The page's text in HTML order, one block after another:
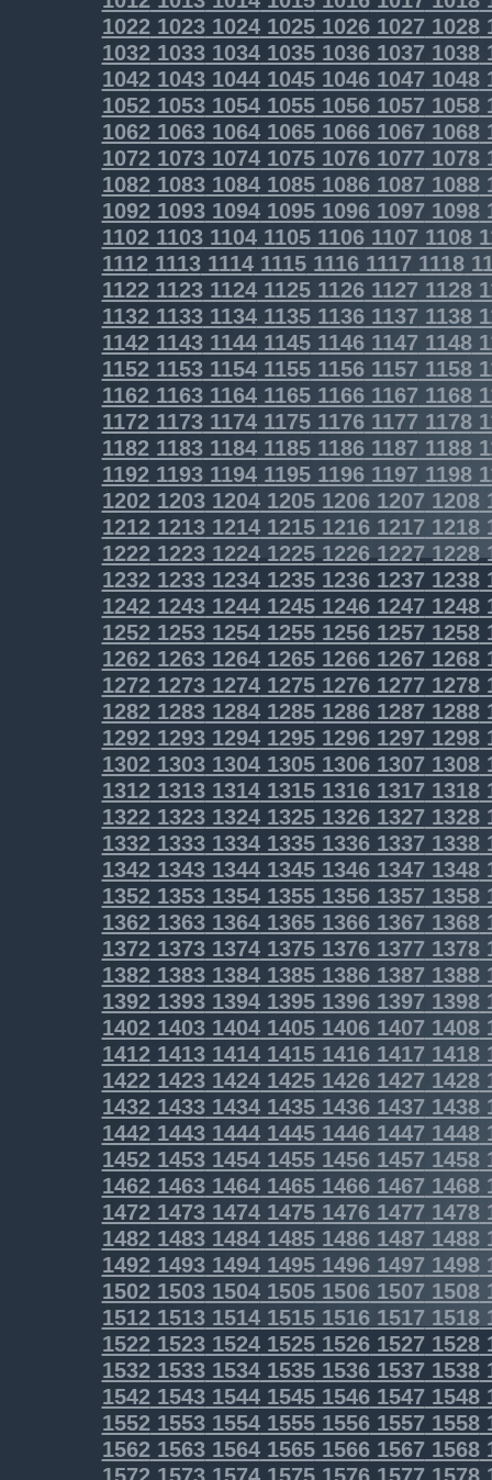
1022102310241025102610271028
1032103310341035103610371038
1042104310441045104610471048
1052105310541055105610571058
1062106310641065106610671068
107210731074107510761077 1078
108210831084108510861087 1088
109210931094109510961097 1098
110211031104110511061107 1108
111211131114111511161117 1118
112211231124112511261127 1128
113211331134113511361137 1138
114211431144114511461147 1148
115211531154115511561157 1158
116211631164116511661167 1168
117211731174117511761177 1178
118211831184118511861187 1188
119211931194119511961197 1198
120212031204120512061207 1208
121212131214121512161217 1218
1222122312241225122612271228
1232123312341235123612371238
1242124312441245124612471248
1252125312541255125612571258
1262126312641265126612671268
1272127312741275127612771278
1282128312841285128612871288
1292129312941295129612971298
1302130313041305130613071308
1312131313141315131613171318
1322132313241325132613271328
1332133313341335133613371338
1342134313441345134613471348
1352135313541355135613571358
136213631364136513661367 1368
137213731374137513761377 1378
138213831384138513861387 1388
139213931394139513961397 1398
140214031404140514061407 1408
141214131414141514161417 1418
142214231424142514261427 1428
143214331434143514361437 1438
144214431444144514461447 1448
145214531454145514561457 1458
146214631464146514661467 1468
147214731474147514761477 1478
148214831484148514861487 1488
149214931494149514961497 1498
150215031504150515061507 1508
151215131514151515161517 1518
1522152315241525152615271528
1532153315341535153615371538
1542154315441545154615471548
1552155315541555155615571558
1562156315641565156615671568